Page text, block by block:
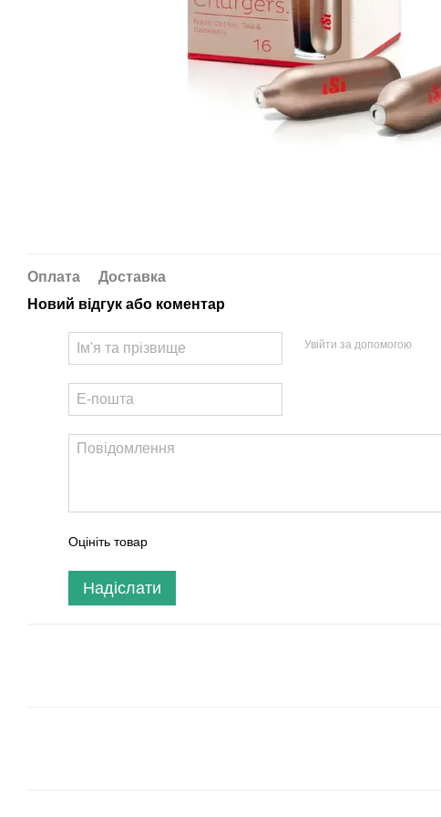
Оплата
Доставка
Новий відгук або коментар
Увійти за допомогою
Оцініть товар
Надіслати